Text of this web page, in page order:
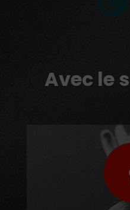
Avec le